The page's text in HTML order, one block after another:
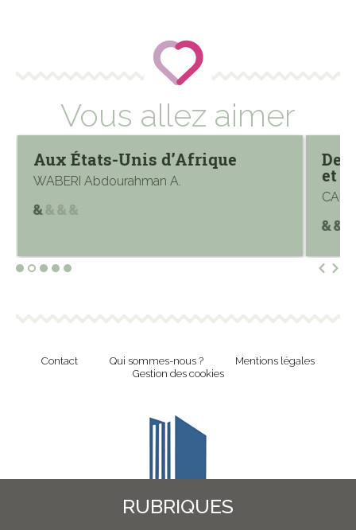
Vous allez aimer
Aux États-Unis d’Afrique
WABERI Abdourahman A.
De
et
RUBRIQUES
Contact Qui sommes-nous ?
Mentions légales
Gestion des cookies
Revue en ligne de l'Union Nationale Culture et Bibliothèques Pour Tous